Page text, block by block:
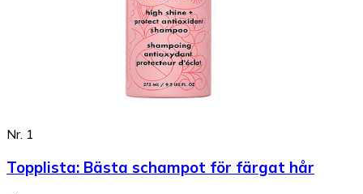
Nr. 1
Topplista: Bästa schampot för färgat hår